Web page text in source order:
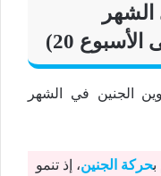
الجنين في الشهر
حركة الجنين، إذ تنمو